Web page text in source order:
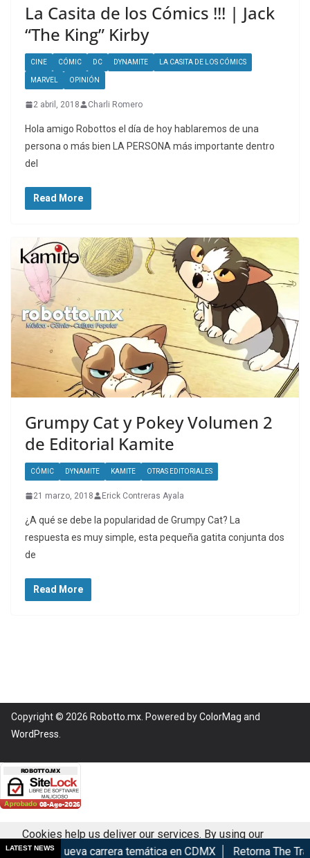
La Casita de los Cómics !!! | Jack
“The King” Kirby
CINE CÓMIC DC DYNAMITE LA CASITA DE LOS CÓMICS
MARVEL OPINIÓN
2 abril, 2018 Charli Romero
Hola amigo Robottos el día de hoy hablaremos de una
persona o más bien LA PERSONA más importante dentro
del
Read More
Grumpy Cat y Pokey Volumen 2
de Editorial Kamite
CÓMIC DYNAMITE KAMITE OTRAS EDITORIALES
21 marzo, 2018 Erick Contreras Ayala
¿A qué se debe la popularidad de Grumpy Cat? La
respuesta es muy simple, esta pequeña gatita conjunta dos
de
Read More
Copyright © 2026 Robotto.mx . Powered byColorMag and
WordPress
LATEST NEWS
Nueva carrera temática en CDMX Retorna The
Cookies help us deliver our services. By using our
services, you agree to our use of cookies.
Got it